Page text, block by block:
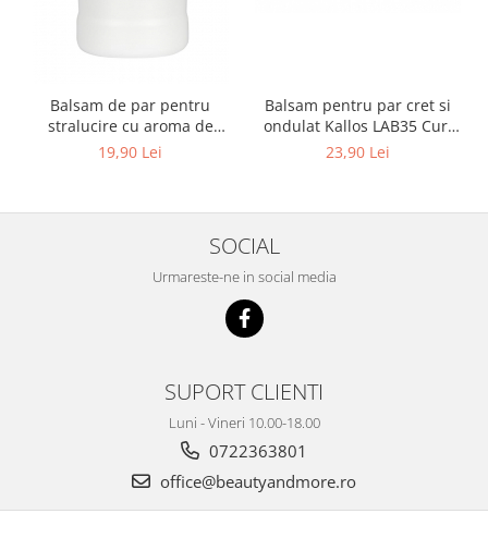
Balsam de par pentru
stralucire cu aroma de
vanilie Kallos, 1000 ml
19,90 Lei
Balsam pentru par cret si
ondulat Kallos LAB35 Curl
Mania, 250 ml
23,90 Lei
SOCIAL
Urmareste-ne in social media
SUPORT CLIENTI
Luni - Vineri 10.00-18.00
0722363801
office@beautyandmore.ro